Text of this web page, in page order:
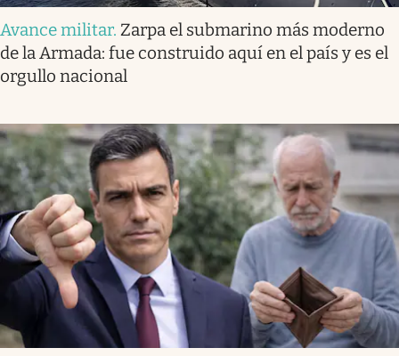
Avance militar. Zarpa el submarino más moderno
de la Armada: fue construido aquí en el país y es el
orgullo nacional